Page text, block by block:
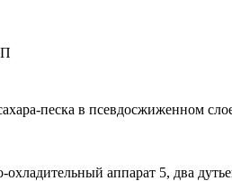
песка в псевдосжиженном
аппарат 5, два